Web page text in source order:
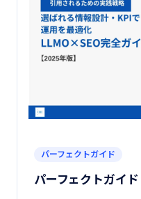
パーフェクトガイド
パーフェクトガイ